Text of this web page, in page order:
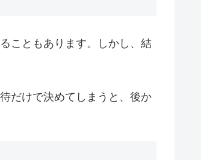
こともあります。しかし、結
だけで決めてしまうと、後か